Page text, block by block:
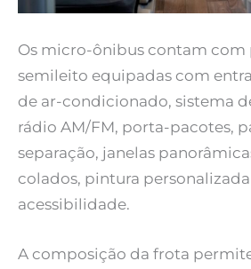
Os micro-ônibus contam com
semileito equipadas com
de ar-condicionado, sistema
rádio AM/FM, porta-pacotes,
separação, janelas
colados, pintura
acessibilidade.
A composição da frota